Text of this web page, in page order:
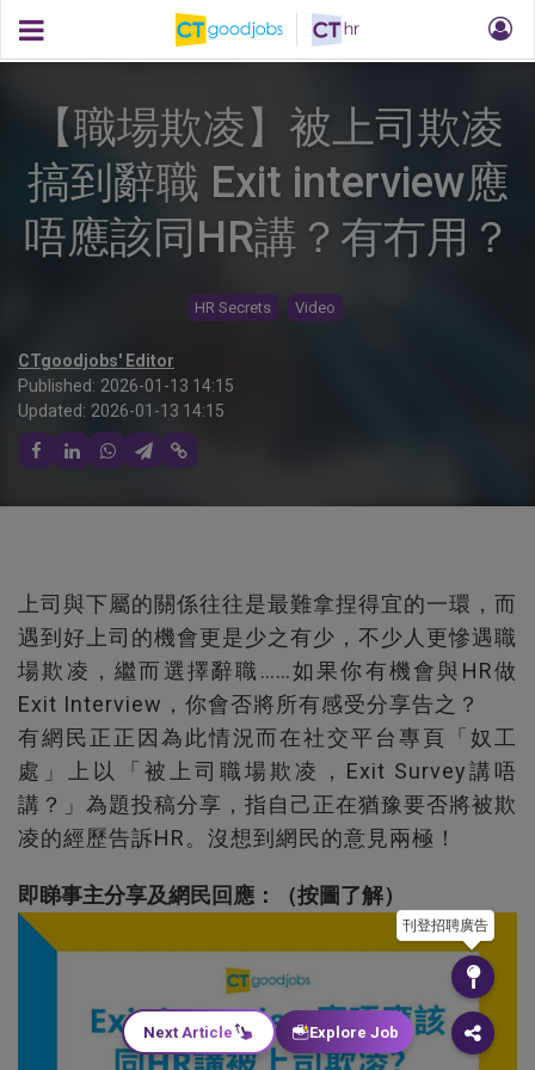
【職場欺凌】被上司欺凌
搞到辭職 Exit interview應
唔應該同HR講？有冇用？
HR Secrets Video
CTgoodjobs' Editor
Published: 2026-01-13 14:15
Updated: 2026-01-13 14:15
上司與下屬的關係往往是最難拿捏得宜的一環，而
遇到好上司的機會更是少之有少，不少人更慘遇職
場欺凌，繼而選擇辭職……如果你有機會與HR做
Exit Interview，你會否將所有感受分享告之？
有網民正正因為此情況而在社交平台專頁「奴工
處」上以「被上司職場欺凌，Exit Survey講唔
講？」為題投稿分享，指自己正在猶豫要否將被欺
凌的經歷告訴HR。沒想到網民的意見兩極！
即睇事主分享及網民回應：（按圖了解）
刊登招聘廣告
Next Article Explore Job